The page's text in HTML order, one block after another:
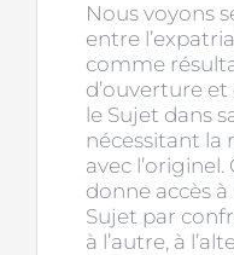
Nous voyons
entre
comme
d’ouverture
le Sujet dans
nécessitant
avec
donne accès
Sujet par
à l’autre, à